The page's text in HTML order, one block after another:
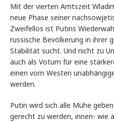
Mit der vierten Amtszeit
neue Phase seiner
Zweifellos ist Putins
russische Bevölkerung in ihrer
Stabilität sucht. Und nicht zu
auch als Votum für eine
einen vom Westen
werden.
Putin wird sich alle Mühe
gerecht zu werden, innen- wie